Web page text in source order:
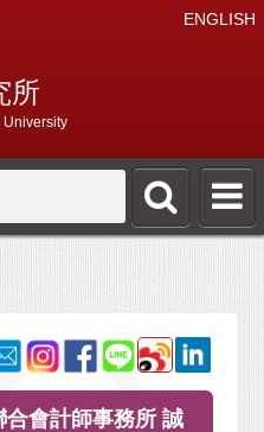
ENGLISH
所
University
合會計師事務所 誠